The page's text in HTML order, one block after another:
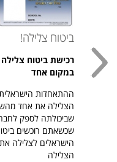
ביטוח צלילה!
רכישת ביטוח
במקום אחד
ההתאחדות
הצלילה את אחד
שביכולתה לספק
שכשאתם רוכשים
הישראלים לצלילה
הצלילה